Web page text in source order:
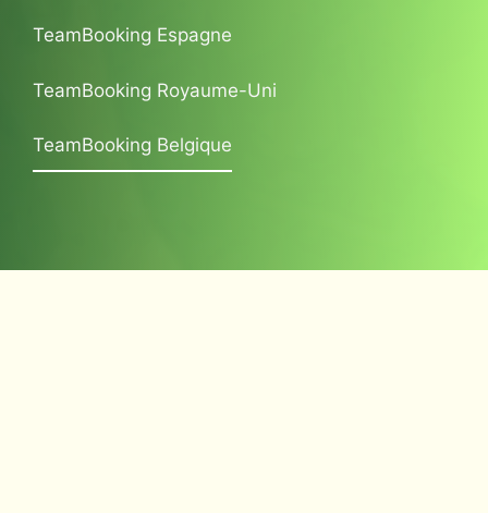
TeamBooking Espagne
TeamBooking Royaume-Uni
TeamBooking Belgique